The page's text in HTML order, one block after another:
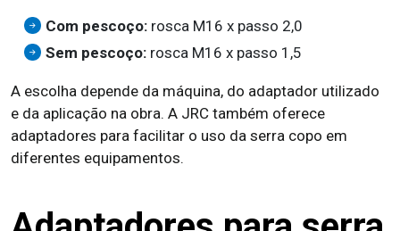
Com pescoço: rosca M16 x passo 2,0
Sem pescoço: rosca M16 x passo 1,5
A escolha depende da máquina, do adaptador utilizado
e da aplicação na obra. A JRC também oferece
adaptadores para facilitar o uso da serra copo em
diferentes equipamentos.